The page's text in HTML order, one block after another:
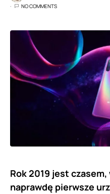
NO COMMENTS
Rok 2019 jest
naprawdę pierwsze